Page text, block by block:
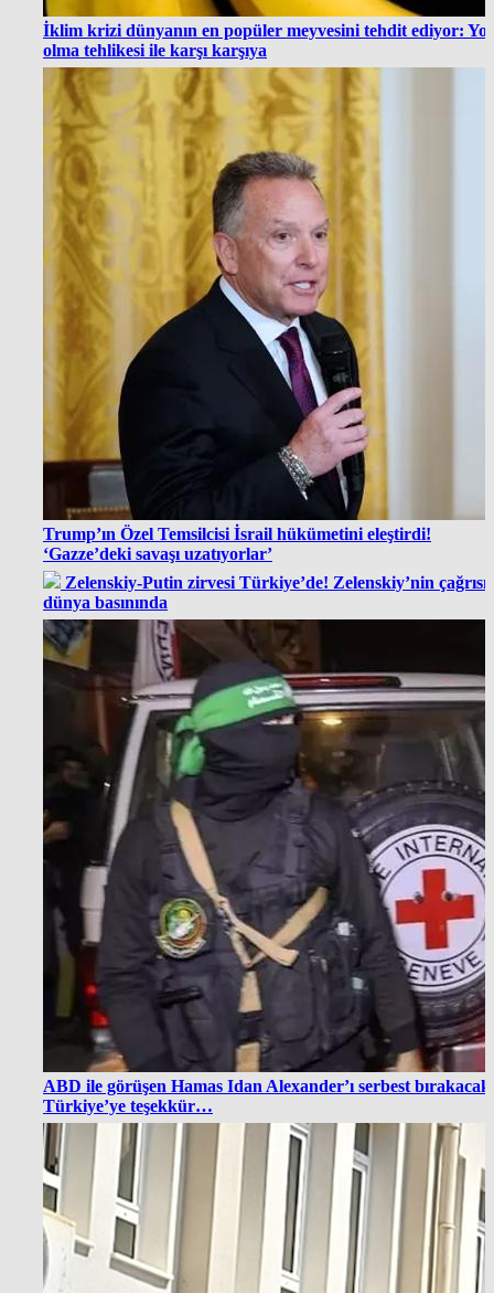
İklim krizi dünyanın en popüler meyvesini tehdit ediyor:
olma tehlikesi ile karşı karşıya
Trump’ın Özel Temsilcisi İsrail hükümetini eleştirdi!
‘Gazze’deki savaşı uzatıyorlar’
Zelenskiy-Putin zirvesi Türkiye’de! Zelenskiy’nin çağrısı
dünya basınında
ABD ile görüşen Hamas Idan Alexander’ı serbest
Türkiye’ye teşekkür…